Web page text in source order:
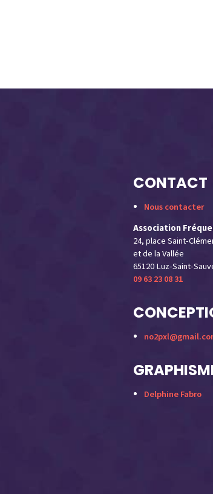
CONTACT
Nous contacter
Association
24, place Saint-
et de la Vallée
65120 Luz-Saint-
09 63 23 08 31
Delphine Fabro